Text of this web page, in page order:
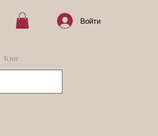
Войти
Блог